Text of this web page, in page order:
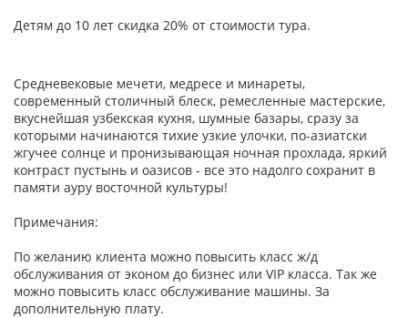
Детям до 10 лет скидка 20% от стоимости тура.
Средневековые мечети, медресе и минареты,
современный столичный блеск, ремесленные мастерские,
вкуснейшая узбекская кухня, шумные базары, сразу за
которыми начинаются тихие узкие улочки, по-азиатски
жгучее солнце и пронизывающая ночная прохлада, яркий
контраст пустынь и оазисов - все это надолго сохранит в
памяти ауру восточной культуры!
Примечания:
По желанию клиента можно повысить класс ж/д
обслуживания от эконом до бизнес или VIP класса. Так же
можно повысить класс обслуживание машины. За
дополнительную плату.